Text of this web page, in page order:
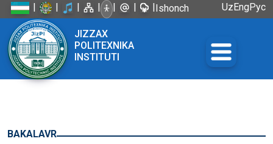
| | | | | | |Ishonch
UzEngРус
JIZZAX
POLITEXNIKA
INSTITUTI
BAKALAVR